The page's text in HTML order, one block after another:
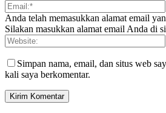
Anda telah memasukkan alamat email
Silakan masukkan alamat email Anda di
Simpan nama, email, dan situs web
kali saya berkomentar.